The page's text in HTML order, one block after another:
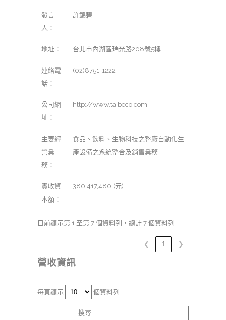
發言
人：
許錦碧
地址： 台北市內湖區瑞光路208號5樓
連絡電
話：
(02)8751-1222
公司網
址：
http://www.taibeco.com
主要經
營業
務：
食品、飲料、生物科技之整廠自動化生
產設備之系統整合及銷售業務
實收資
本額：
380,417,480 (元)
目前顯示第 1 至第 7 個資料列，總計 7 個資料列
❮ 1 ❯
營收資訊
每頁顯示 個資料列
搜尋: